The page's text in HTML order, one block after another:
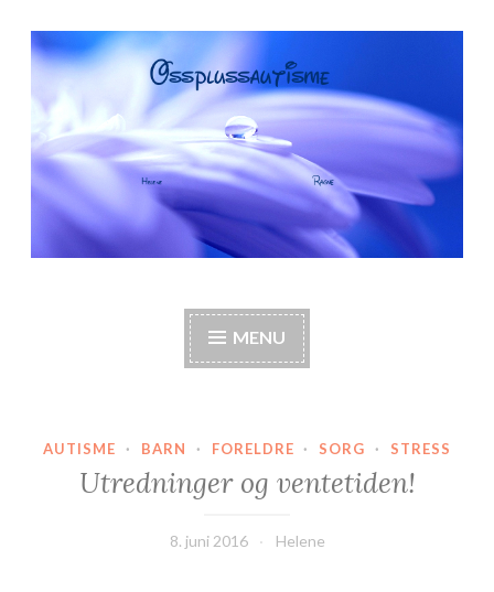
Skip
to
content
OssPlussAutisme
foreldre
MENU
AUTISME · BARN · FORELDRE · SORG · STRESS
Utredninger og ventetiden!
8. juni 2016 Helene